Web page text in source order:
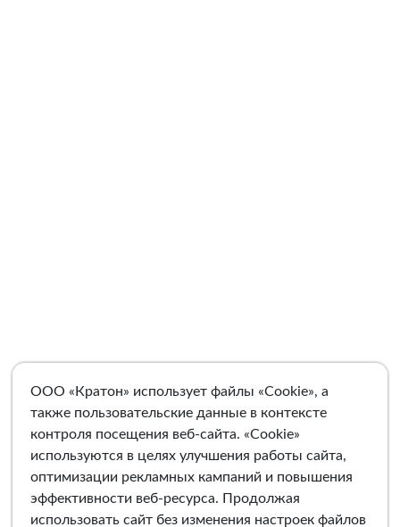
ООО «Кратон» использует файлы «Cookie», а
также пользовательские данные в контексте
контроля посещения веб-сайта. «Cookie»
используются в целях улучшения работы сайта,
оптимизации рекламных кампаний и повышения
эффективности веб-ресурса. Продолжая
использовать сайт без изменения настроек файлов